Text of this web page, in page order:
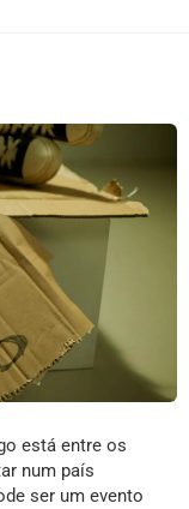
está entre os
num país
ser um evento